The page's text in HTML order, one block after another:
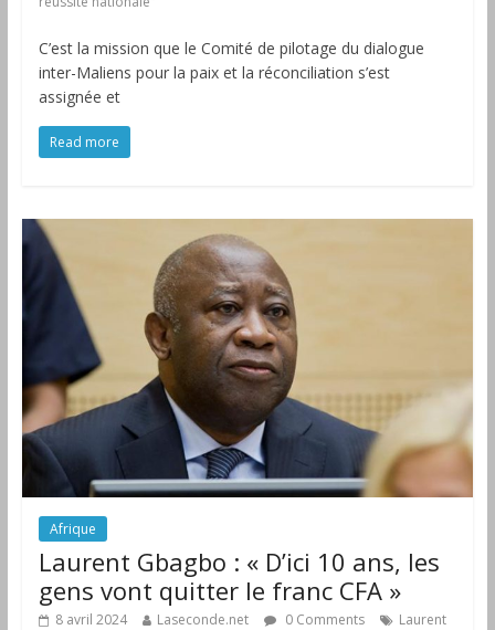
C’est la mission que le Comité de pilotage du dialogue
inter-Maliens pour la paix et la réconciliation s’est
assignée et
Read more
Afrique
Laurent Gbagbo : « D’ici 10 ans, les
gens vont quitter le franc CFA »
8 avril 2024 Laseconde.net 0 Comments
Laurent